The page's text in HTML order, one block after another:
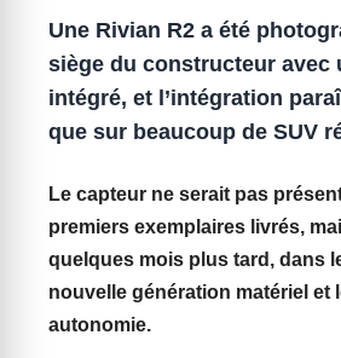
Une Rivian R2 a été
siège du constructeur avec
intégré, et l’intégration
que sur beaucoup de SUV
Le capteur ne serait pas
premiers exemplaires livrés,
quelques mois plus tard, dans
nouvelle génération matériel et
autonomie.